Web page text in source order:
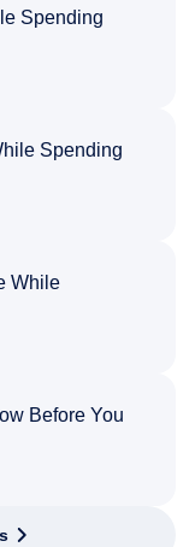
Spending
Spending
While
Before You